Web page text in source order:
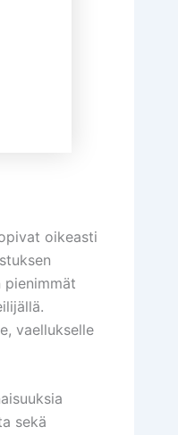
oikeasti
vaellukselle
sekä